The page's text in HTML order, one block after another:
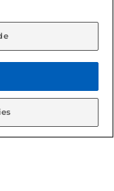
on-line é de
direitos